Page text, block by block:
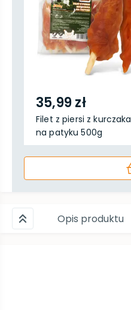
35,99 zł
Filet z piersi z kurczaka
na patyku 500g
Opis produktu